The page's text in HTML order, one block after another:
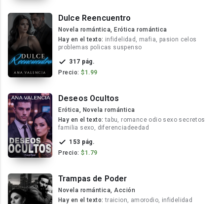
Dulce Reencuentro
Novela romántica, Erótica romántica
Hay en el texto: infidelidad, mafia, pasion celos
problemas policas suspenso
317 pág.
Precio: $1.99
Deseos Ocultos
Erótica, Novela romántica
Hay en el texto:tabu, romance odio sexo secretos
familia sexo, diferenciadeedad
153 pág.
Precio: $1.79
Trampas de Poder
Novela romántica, Acción
Hay en el texto:traicion, amorodio, infidelidad